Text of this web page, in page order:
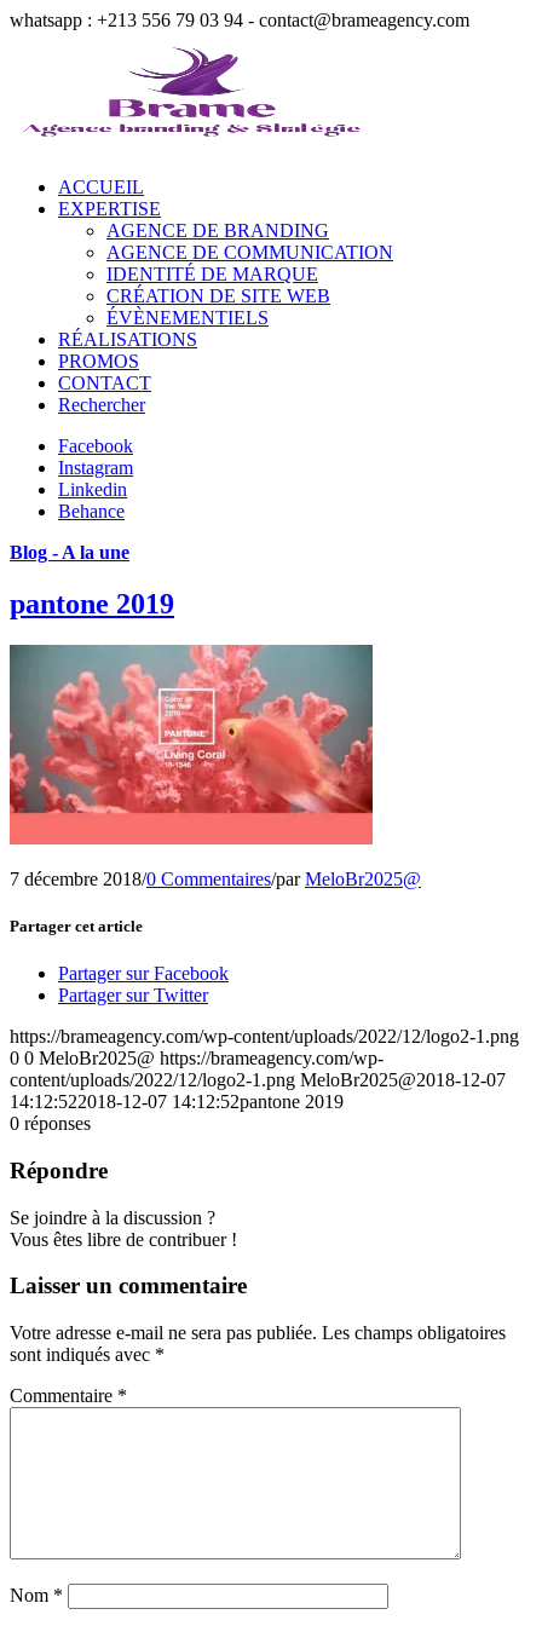
whatsapp : +213 556 79 03 94 - contact@brameagency.com
ACCUEIL
EXPERTISE
AGENCE DE BRANDING
AGENCE DE COMMUNICATION
IDENTITÉ DE MARQUE
CRÉATION DE SITE WEB
ÉVÈNEMENTIELS
RÉALISATIONS
PROMOS
CONTACT
Rechercher
Facebook
Instagram
Linkedin
Behance
Blog - A la une
pantone 2019
7 décembre 2018/0 Commentaires/parMeloBr2025@
Partager cet article
Partager sur Facebook
Partager sur Twitter
https://brameagency.com/wp-content/uploads/2022/12/logo2-1.png
0 0 MeloBr2025@ https://brameagency.com/wp-
content/uploads/2022/12/logo2-1.png MeloBr2025@2018-12-07
14:12:522018-12-07 14:12:52pantone 2019
0 réponses
Répondre
Se joindre à la discussion ?
Vous êtes libre de contribuer !
Laisser un commentaire
Votre adresse e-mail ne sera pas publiée. Les champs obligatoires
sont indiqués avec *
Commentaire *
Nom *